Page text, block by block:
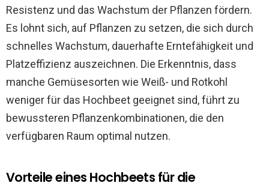
Resistenz und das Wachstum der Pflanzen fördern.
Es lohnt sich, auf Pflanzen zu setzen, die sich durch
schnelles Wachstum, dauerhafte Erntefähigkeit und
Platzeffizienz auszeichnen. Die Erkenntnis, dass
manche Gemüsesorten wie Weiß- und Rotkohl
weniger für das Hochbeet geeignet sind, führt zu
bewussteren Pflanzenkombinationen, die den
verfügbaren Raum optimal nutzen.
Vorteile eines Hochbeets für die